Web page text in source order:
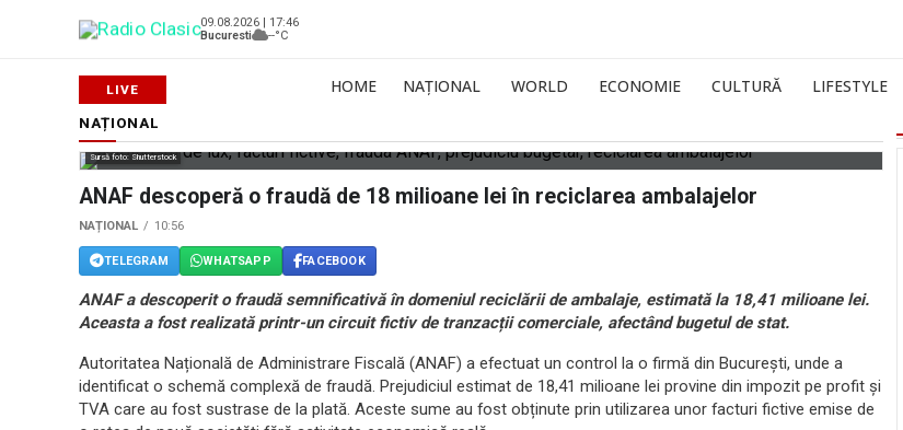
09.08.2026 | 17:46
Bucuresti
--°C
HOME NAȚIONAL WORLD ECONOMIE CULTURĂ LIFESTYLE
NAȚIONAL
Sursă foto: Shutterstock
ANAF descoperă o fraudă de 18 milioane lei în reciclarea ambalajelor
NAȚIONAL 10:56
TELEGRAM WHATSAPP FACEBOOK
ANAF a descoperit o fraudă semnificativă în domeniul reciclării de ambalaje, estimată la 18,41 milioane lei.
Aceasta a fost realizată printr-un circuit fictiv de tranzacții comerciale, afectând bugetul de stat.
Autoritatea Națională de Administrare Fiscală (ANAF) a efectuat un control la o firmă din București, unde a
identificat o schemă complexă de fraudă. Prejudiciul estimat de 18,41 milioane lei provine din impozit pe profit și
TVA care au fost sustrase de la plată. Aceste sume au fost obținute prin utilizarea unor facturi fictive emise de